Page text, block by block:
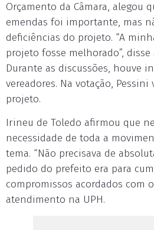
Orçamento da Câmara, alegou
emendas foi importante, mas
deficiências do projeto. “A
projeto fosse melhorado”, disse
Durante as discussões, houve
vereadores. Na votação,
projeto.
Irineu de Toledo afirmou que
necessidade de toda a
tema. “Não precisava de
pedido do prefeito era para
compromissos acordados com
atendimento na UPH.